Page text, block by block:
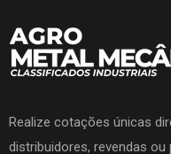
Realize cotações únicas
distribuidores, revendas